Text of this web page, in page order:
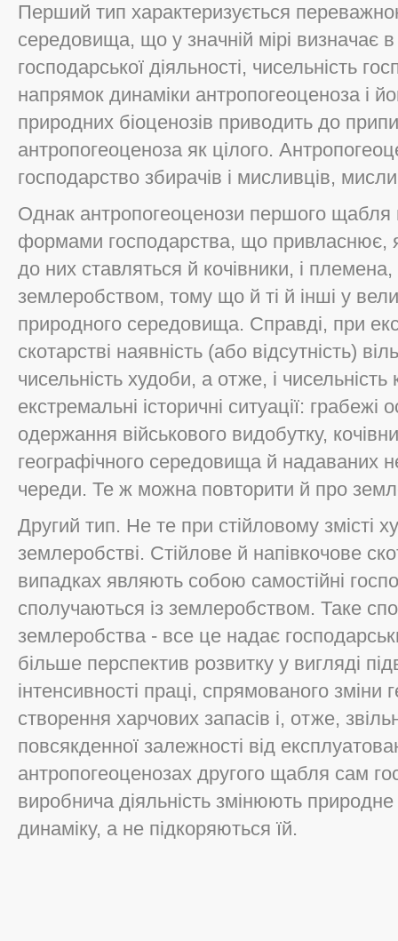
Перший тип характеризується
середовища, що у значній мірі визначає в
господарської діяльності, чисельність
напрямок динаміки антропогеоценоза і
природних біоценозів приводить до
антропогеоценоза як цілого.
господарство збирачів і мисливців,
Однак антропогеоценози першого щабля
формами господарства, що привласнює,
до них ставляться й кочівники, і
землеробством, тому що й ті й інші у
природного середовища. Справді, при
скотарстві наявність (або відсутність)
чисельність худоби, а отже, і
екстремальні історичні ситуації: грабежі
одержання військового видобутку,
географічного середовища й
череди. Те ж можна повторити й про
Другий тип. Не те при стійловому змісті
землеробстві. Стійлове й напівкочове
випадках являють собою самостійні
сполучаються із землеробством. Таке
землеробства - все це надає
більше перспектив розвитку у вигляді
інтенсивності праці, спрямованого
створення харчових запасів і, отже,
повсякденної залежності від
антропогеоценозах другого щабля сам
виробнича діяльність змінюють
динаміку, а не підкоряються їй.